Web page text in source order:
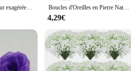
Boucles d'oreilles fleur exagérées de style coréen pour femmes et filles, boucle d'oreille plante élégante, bijoux vintage, cadeau de fête de mariage, boutique Boucles d'Oreilles en Pierre Naturelle pour Femme, 9 Documents, Cinq Pétales de Fleurs du Cuir oral elu, Plaqué Or 18K, Haute Qualité, Everver
4,29€